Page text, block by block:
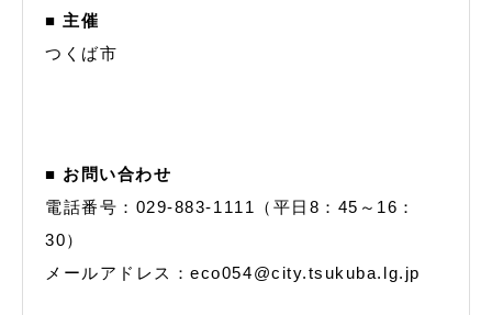
■ 主催
つくば市
■ お問い合わせ
電話番号：029-883-1111（平日8：45～16：
30）
メールアドレス：eco054@city.tsukuba.lg.jp